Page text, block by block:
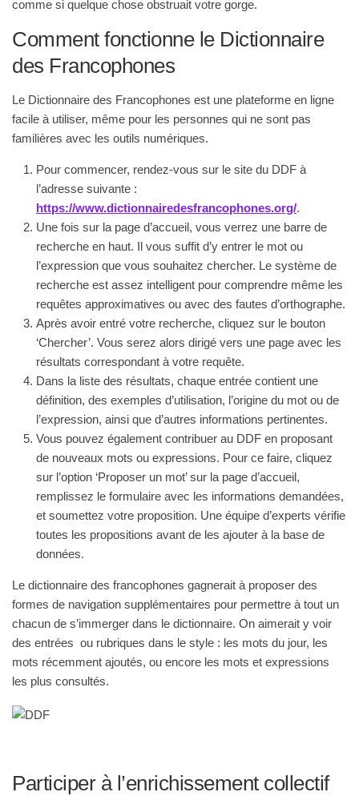
comme si quelque chose obstruait votre gorge.
Comment fonctionne le Dictionnaire
des Francophones
Le Dictionnaire des Francophones est une plateforme en ligne
facile à utiliser, même pour les personnes qui ne sont pas
familières avec les outils numériques.
Pour commencer, rendez-vous sur le site du DDF à
l’adresse suivante :
https://www.dictionnairedesfrancophones.org/.
Une fois sur la page d’accueil, vous verrez une barre de
recherche en haut. Il vous suffit d’y entrer le mot ou
l’expression que vous souhaitez chercher. Le système de
recherche est assez intelligent pour comprendre même les
requêtes approximatives ou avec des fautes d’orthographe.
Après avoir entré votre recherche, cliquez sur le bouton
‘Chercher’. Vous serez alors dirigé vers une page avec les
résultats correspondant à votre requête.
Dans la liste des résultats, chaque entrée contient une
définition, des exemples d’utilisation, l’origine du mot ou de
l’expression, ainsi que d’autres informations pertinentes.
Vous pouvez également contribuer au DDF en proposant
de nouveaux mots ou expressions. Pour ce faire, cliquez
sur l’option ‘Proposer un mot’ sur la page d’accueil,
remplissez le formulaire avec les informations demandées,
et soumettez votre proposition. Une équipe d’experts vérifie
toutes les propositions avant de les ajouter à la base de
données.
Le dictionnaire des francophones gagnerait à proposer des
formes de navigation supplémentaires pour permettre à tout un
chacun de s’immerger dans le dictionnaire. On aimerait y voir
des entrées ou rubriques dans le style : les mots du jour, les
mots récemment ajoutés, ou encore les mots et expressions
les plus consultés.
Participer à l’enrichissement collectif